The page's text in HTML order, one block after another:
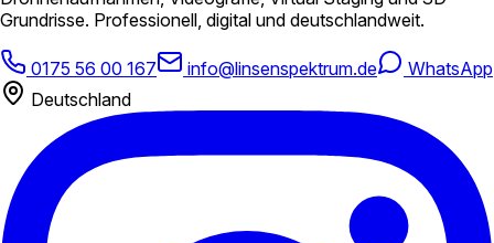
Grundrisse. Professionell, digital und deutschlandweit.
0175 56 00 167 info@linsenspektrum.de
WhatsApp
Deutschland